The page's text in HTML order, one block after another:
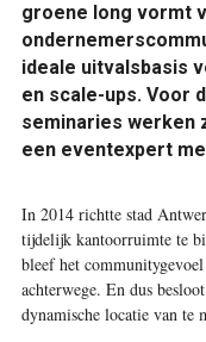
groene long vormt
ideale uitvalsbasis
en scale-ups. Voor
seminaries werken
een eventexpert
In 2014 richtte stad
tijdelijk kantoorruimte te
bleef het
achterwege. En dus
dynamische locatie van te